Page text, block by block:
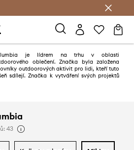
je lídrem na trhu v oblasti
oblečení. Značka byla založena
outdoorových aktivit pro lidi, kteří tuto
sdílejí. Značka k vytváření svých projektů
43